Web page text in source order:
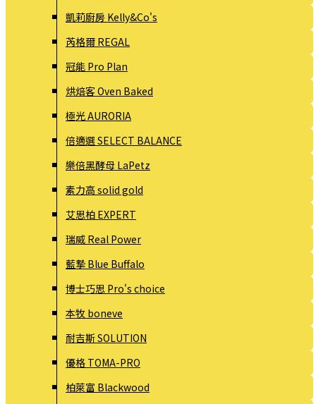
凱莉廚房 Kelly&Co's
芮格爾 REGAL
冠能 Pro Plan
烘焙客 Oven Baked
極光 AURORIA
倍適選 SELECT BALANCE
樂倍黑酵母 LaPetz
素力高 solid gold
艾思柏 EXPERT
瑞威 Real Power
藍摯 Blue Buffalo
博士巧思 Pro's choice
本牧 boneve
耐吉斯 SOLUTION
優格 TOMA-PRO
柏萊富 Blackwood